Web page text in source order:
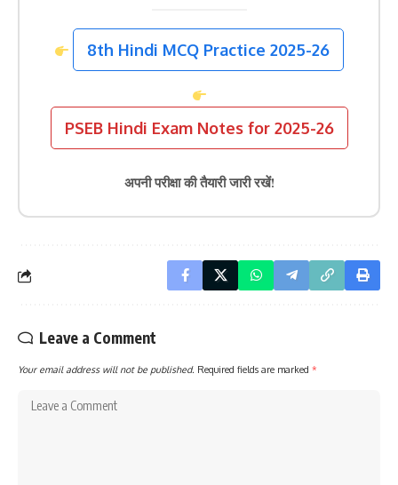
8th Hindi MCQ Practice 2025-26
PSEB Hindi Exam Notes for 2025-26
अपनी परीक्षा की तैयारी जारी रखें!
Leave a Comment
Your email address will not be published. Required fields are marked *